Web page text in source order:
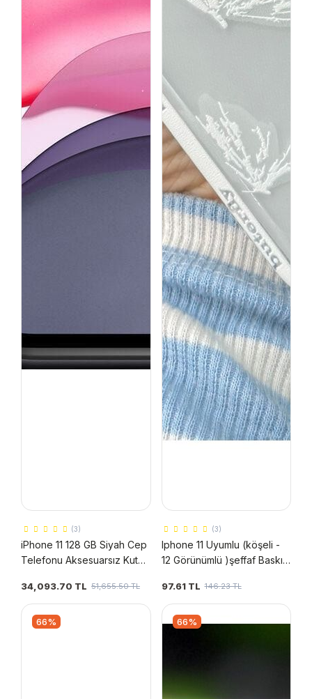
(3)
iPhone 11 128 GB Siyah Cep
Telefonu Aksesuarsız Kutu
34,093.70 TL 51,655.50 TL
(3)
Iphone 11 Uyumlu (köşeli -
12 Görünümlü )şeffaf Baskı
97.61 TL 146.23 TL
66% 66%